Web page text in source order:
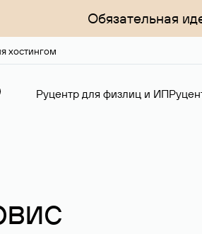
Обязательная
хостингом
Руцентр для физлиц и ИП